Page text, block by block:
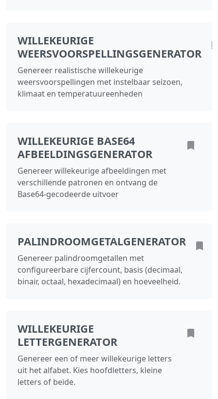
WILLEKEURIGE
WEERSVOORSPELLINGSGENERATOR
Genereer realistische willekeurige
weersvoorspellingen met instelbaar seizoen,
klimaat en temperatuureenheden
WILLEKEURIGE BASE64
AFBEELDINGSGENERATOR
Genereer willekeurige afbeeldingen met
verschillende patronen en ontvang de
Base64-gecodeerde uitvoer
PALINDROOMGETALGENERATOR
Genereer palindroomgetallen met
configureerbare cijfercount, basis (decimaal,
binair, octaal, hexadecimaal) en hoeveelheid.
WILLEKEURIGE
LETTERGENERATOR
Genereer een of meer willekeurige letters
uit het alfabet. Kies hoofdletters, kleine
letters of beide.